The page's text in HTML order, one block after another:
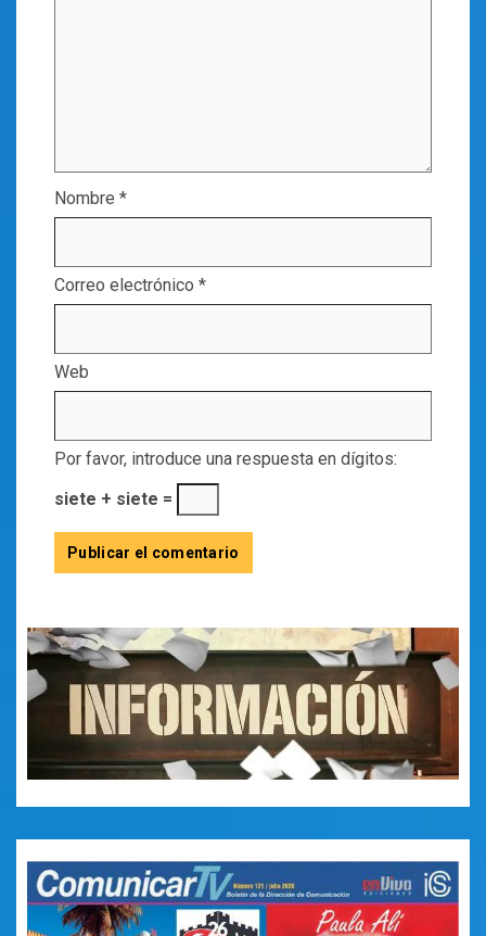
Nombre *
Correo electrónico *
Web
Por favor, introduce una respuesta en dígitos:
siete + siete =